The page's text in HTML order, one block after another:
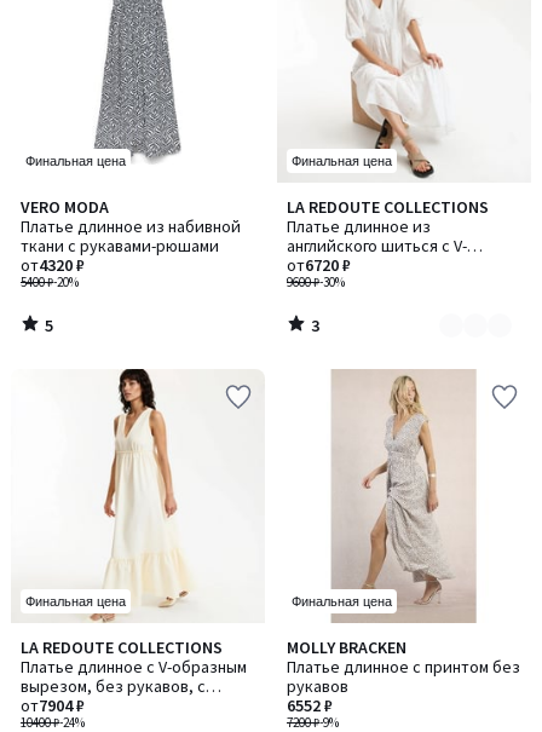
Финальная цена
VERO MODA
Платье длинное из набивной
ткани с рукавами-рюшами
5400 ₽-20%
от4320 ₽
5
/
5
5
/
Финальная цена
LA REDOUTE COLLECTIONS
Платье длинное из
английского шиться с V-
образным вырезом
9600 ₽-30%
от6720 ₽
3
/
5
Количество
цветов:
2
3
/
Финальная цена
LA REDOUTE COLLECTIONS
Платье длинное с V-образным
вырезом, без рукавов, с
оборкой
10400 ₽-24%
от7904 ₽
3,1
/ 5
Количество
цветов:
2
Финальная цена
MOLLY BRACKEN
Платье длинное с принтом без
рукавов
7200 ₽-9%
6552 ₽
5
/
5